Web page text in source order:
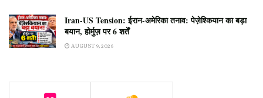
Iran-US Tension: ईरान-अमेरिका तनाव: पेज़ेश्कियान का बड़ा
बयान, होर्मुज़ पर 6 शर्तें
AUGUST 9, 2026